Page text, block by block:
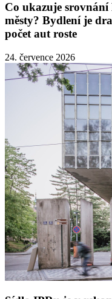
Co ukazuje
městy? Bydlení je
počet aut roste
24. července 2026